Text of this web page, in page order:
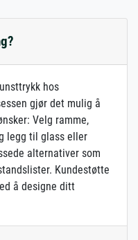
hos
gjør det mulig å
Velg ramme,
legg til glass eller
alternativer som
Kundestøtte
å designe ditt